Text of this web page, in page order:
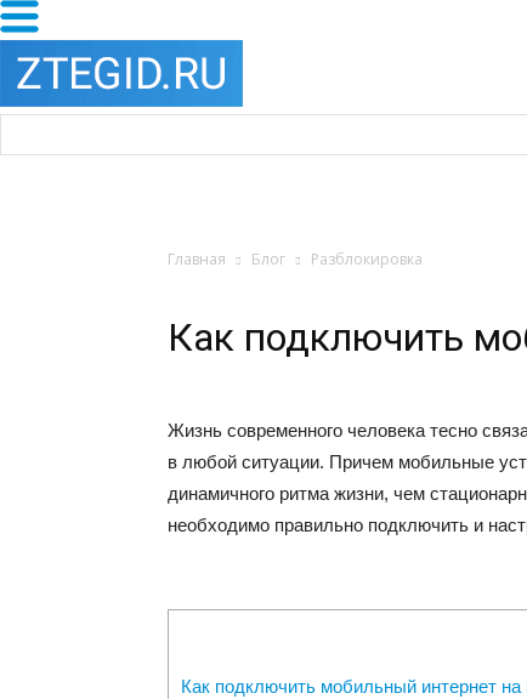
Главная Блог Разблокировка
Как подключить
Жизнь современного человека тесно
в любой ситуации. Причем мобильные
динамичного ритма жизни, чем
необходимо правильно подключить и
Как подключить мобильный интернет